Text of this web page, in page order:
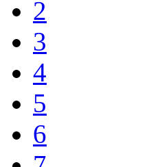
2
3
4
5
6